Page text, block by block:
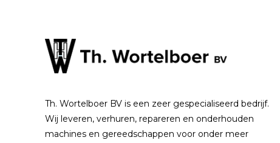
Th. Wortelboer BV is een zeer gespecialiseerd bedrijf.
Wij leveren, verhuren, repareren en onderhouden
machines en gereedschappen voor onder meer